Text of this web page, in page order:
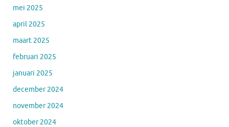
mei 2025
april 2025
maart 2025
februari 2025
januari 2025
december 2024
november 2024
oktober 2024